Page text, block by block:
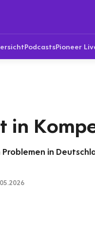
PodcastsPioneer
in
in